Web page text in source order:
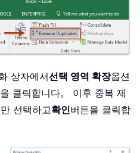
상자에서선택 영역 확장옵션
클릭합니다。 이후 중복 제
선택하고확인버튼을 클릭합